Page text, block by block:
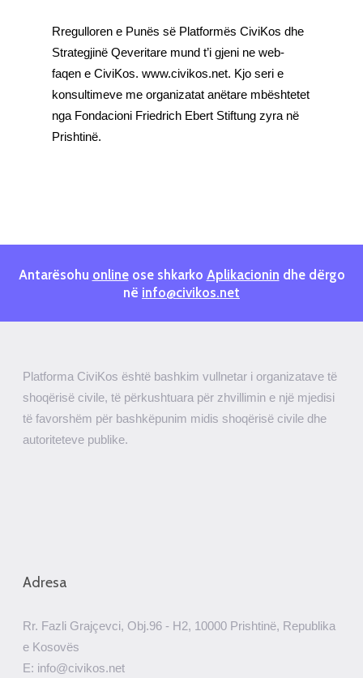
Rregulloren e Punës së Platformës CiviKos dhe
Strategjinë Qeveritare mund t’i gjeni ne web-
faqen e CiviKos. www.civikos.net. Kjo seri e
konsultimeve me organizatat anëtare mbështetet
nga Fondacioni Friedrich Ebert Stiftung zyra në
Prishtinë.
Antarësohu onlineose shkarko Aplikacionin dhe dërgo
në info@civikos.net
Platforma CiviKos është bashkim vullnetar i organizatave të
shoqërisë civile, të përkushtuara për zhvillimin e një mjedisi
të favorshëm për bashkëpunim midis shoqërisë civile dhe
autoriteteve publike.
Adresa
Rr. Fazli Grajçevci, Obj.96 - H2, 10000 Prishtinë, Republika
e Kosovës
E: info@civikos.net